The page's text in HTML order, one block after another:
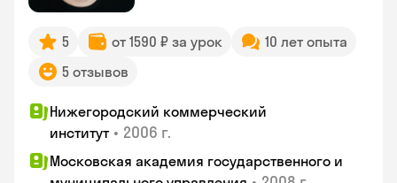
5 от 1590 ₽ за урок
10 лет опыта
5 отзывов
Нижегородский коммерческий
институт • 2006 г.
Московская академия государственного и